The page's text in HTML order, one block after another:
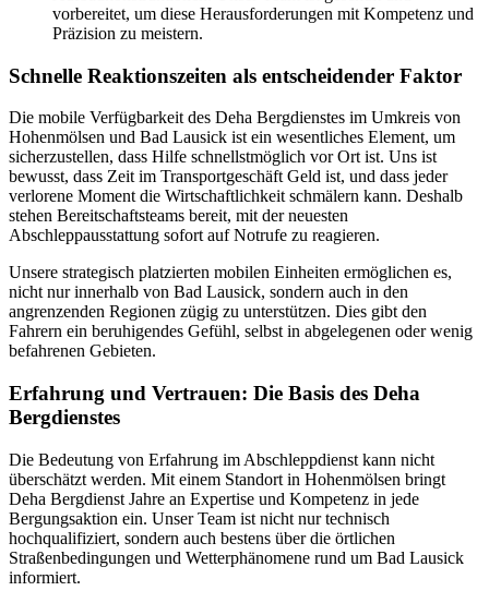
vorbereitet, um diese Herausforderungen mit Kompetenz und
Präzision zu meistern.
Schnelle Reaktionszeiten als entscheidender Faktor
Die mobile Verfügbarkeit des Deha Bergdienstes im Umkreis von
Hohenmölsen und Bad Lausick ist ein wesentliches Element, um
sicherzustellen, dass Hilfe schnellstmöglich vor Ort ist. Uns ist
bewusst, dass Zeit im Transportgeschäft Geld ist, und dass jeder
verlorene Moment die Wirtschaftlichkeit schmälern kann. Deshalb
stehen Bereitschaftsteams bereit, mit der neuesten
Abschleppausstattung sofort auf Notrufe zu reagieren.
Unsere strategisch platzierten mobilen Einheiten ermöglichen es,
nicht nur innerhalb von Bad Lausick, sondern auch in den
angrenzenden Regionen zügig zu unterstützen. Dies gibt den
Fahrern ein beruhigendes Gefühl, selbst in abgelegenen oder wenig
befahrenen Gebieten.
Erfahrung und Vertrauen: Die Basis des Deha
Bergdienstes
Die Bedeutung von Erfahrung im Abschleppdienst kann nicht
überschätzt werden. Mit einem Standort in Hohenmölsen bringt
Deha Bergdienst Jahre an Expertise und Kompetenz in jede
Bergungsaktion ein. Unser Team ist nicht nur technisch
hochqualifiziert, sondern auch bestens über die örtlichen
Straßenbedingungen und Wetterphänomene rund um Bad Lausick
informiert.